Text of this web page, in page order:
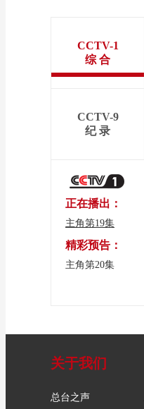
CCTV-1
综 合
CCTV-9
纪 录
正在播出：
主角第19集
精彩预告：
主角第20集
关于我们
总台之声